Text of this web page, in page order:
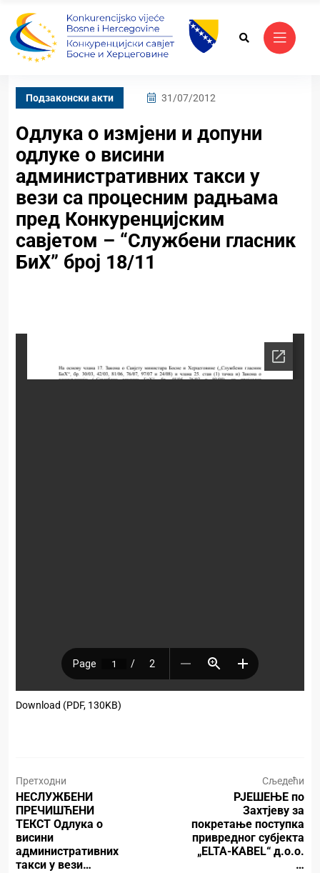
Подзаконски акти 31/07/2012
Одлука о измјени и допуни
одлуке о висини
административних такси у
вези са процесним радњама
пред Конкуренцијским
савјетом – “Службени гласник
БиХ” број 18/11
Download (PDF, 130KB)
Претходни
НЕСЛУЖБЕНИ
ПРЕЧИШЋЕНИ
ТЕКСТ Одлука о
висини
административних
такси у вези…
Сљедећи
РЈЕШЕЊЕ по
Захтјеву за
покретање поступка
привредног субјекта
„ELTA-KABEL“ д.о.о.
…